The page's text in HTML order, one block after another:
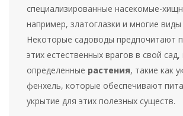
специализированные насекомые-
например, златоглазки и многие виды
Некоторые садоводы предпочитают
этих естественных врагов в свой
определенные растения, такие как
фенхель, которые обеспечивают
укрытие для этих полезных существ.